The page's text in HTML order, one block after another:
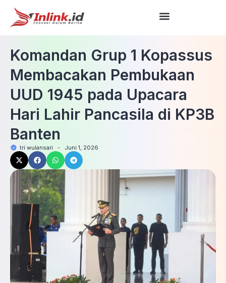
Komandan Grup 1 Kopassus
Membacakan Pembukaan
UUD 1945 pada Upacara
Hari Lahir Pancasila di KP3B
Banten
tri wulansari - Juni 1, 2026